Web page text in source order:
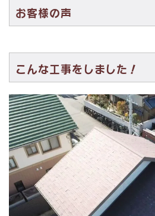
お客様の声
こんな工事をしました！